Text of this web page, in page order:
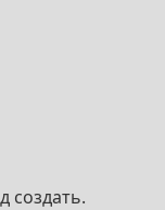
создать.